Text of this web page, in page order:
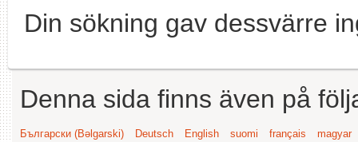
Din sökning gav dessvärre
Denna sida finns även på
Български (Bəlgarski) Deutsch English suomi français
magyar